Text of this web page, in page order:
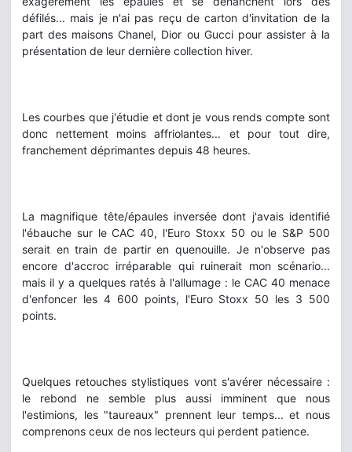
défilés... mais je n'ai pas reçu de carton d'invitation de la
part des maisons Chanel, Dior ou Gucci pour assister à la
présentation de leur dernière collection hiver.
Les courbes que j'étudie et dont je vous rends compte sont
donc nettement moins affriolantes... et pour tout dire,
franchement déprimantes depuis 48 heures.
La magnifique tête/épaules inversée dont j'avais identifié
l'ébauche sur le CAC 40, l'Euro Stoxx 50 ou le S&P 500
serait en train de partir en quenouille. Je n'observe pas
encore d'accroc irréparable qui ruinerait mon scénario...
mais il y a quelques ratés à l'allumage : le CAC 40 menace
d'enfoncer les 4 600 points, l'Euro Stoxx 50 les 3 500
points.
Quelques retouches stylistiques vont s'avérer nécessaire :
le rebond ne semble plus aussi imminent que nous
l'estimions, les "taureaux" prennent leur temps... et nous
comprenons ceux de nos lecteurs qui perdent patience.